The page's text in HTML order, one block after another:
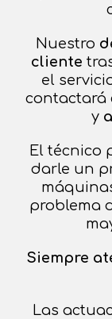
Nuestro
cliente
el
contactará
y
El técnico
darle un
problema
Siempre
Las